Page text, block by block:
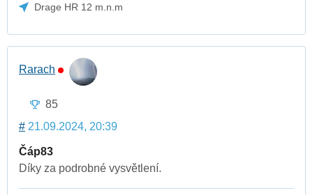
Drage HR 12 m.n.m
Rarach
85
# 21.09.2024, 20:39
Čáp83
Díky za podrobné vysvětlení.